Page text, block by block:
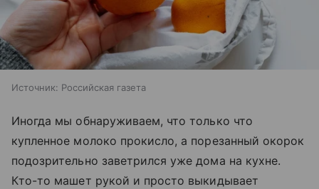
Источник: Российская газета
Иногда мы обнаруживаем, что только что
купленное молоко прокисло, а порезанный окорок
подозрительно заветрился уже дома на кухне.
Кто-то машет рукой и просто выкидывает